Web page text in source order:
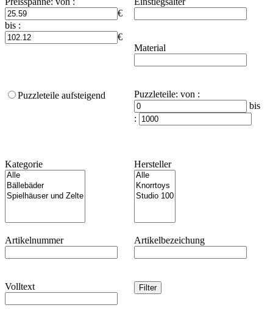
€
bis :
€
Material
Puzzleteile aufsteigend Puzzleteile: von :
bis
:
Kategorie Hersteller
Artikelnummer Artikelbezeichung
Volltext